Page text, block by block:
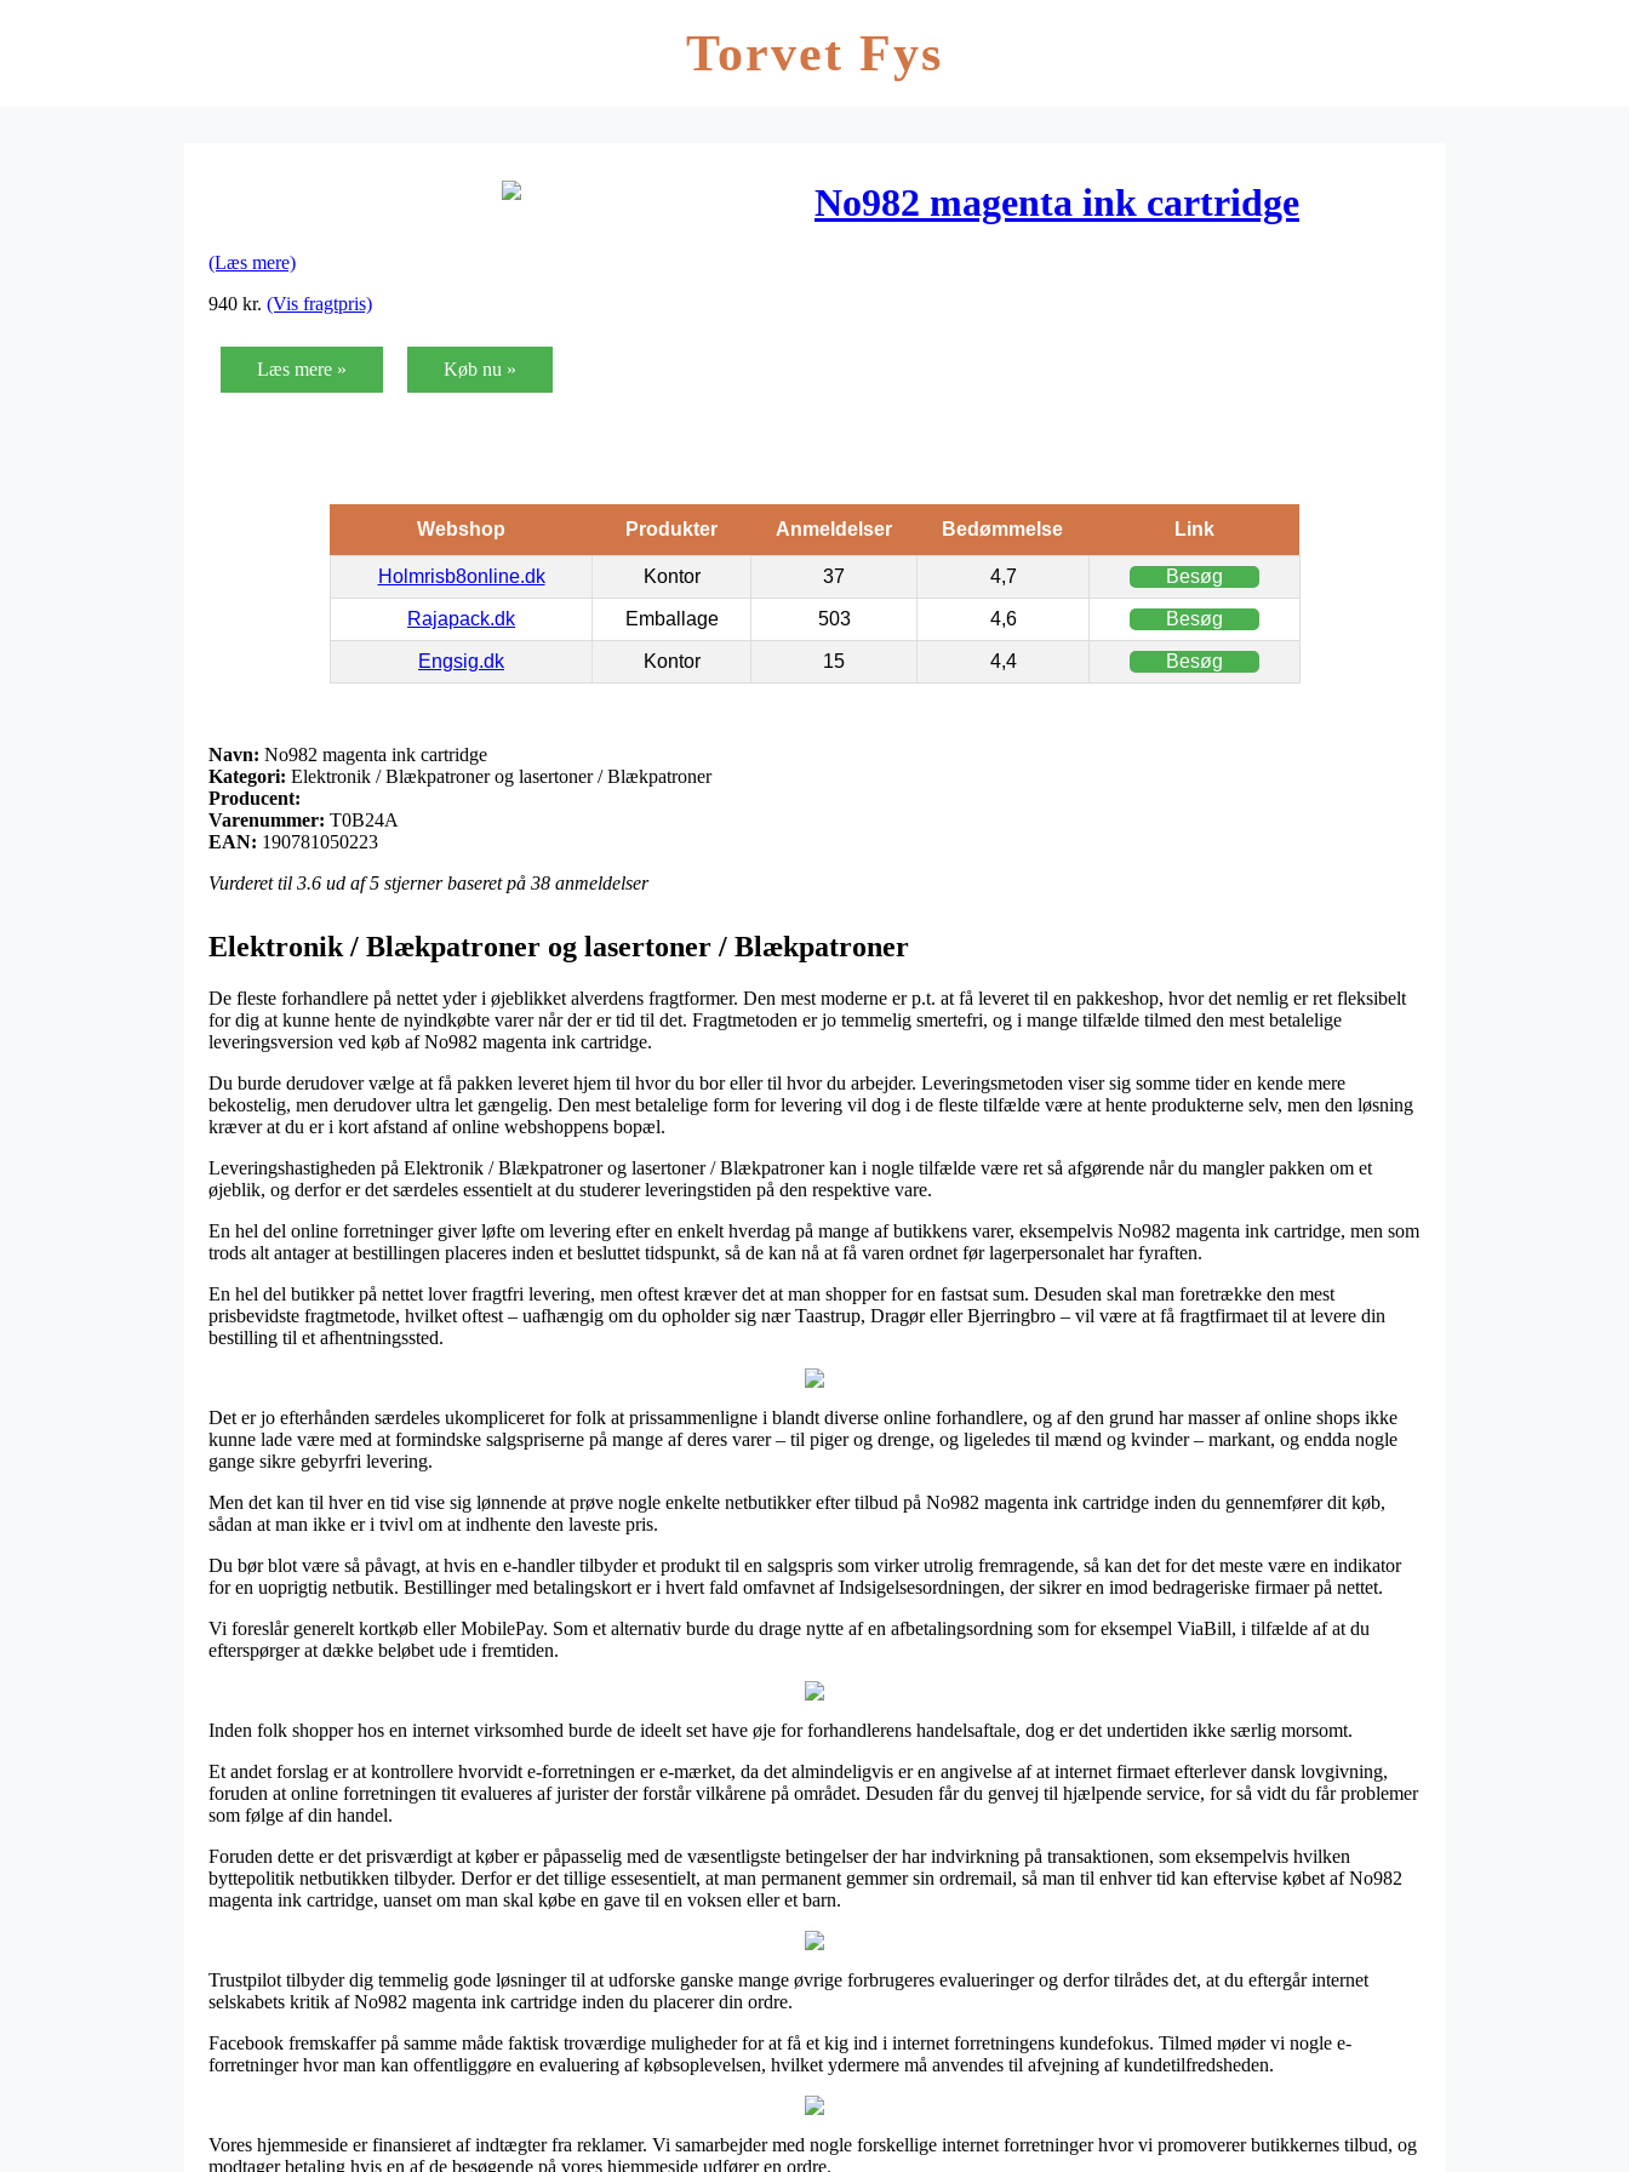
Torvet Fys
No982 magenta ink cartridge
(Læs mere)
940 kr. (Vis fragtpris)
Læs mere » Køb nu »
Webshop Produkter Anmeldelser Bedømmelse Link
Holmrisb8online.dk Kontor 37 4,7 Besøg
Rajapack.dk Emballage 503 4,6 Besøg
Engsig.dk Kontor 15 4,4 Besøg
Navn: No982 magenta ink cartridge
Kategori: Elektronik / Blækpatroner og lasertoner / Blækpatroner
Producent:
Varenummer: T0B24A
EAN: 190781050223
Vurderet til 3.6 ud af 5 stjerner baseret på 38 anmeldelser
Elektronik / Blækpatroner og lasertoner / Blækpatroner
De fleste forhandlere på nettet yder i øjeblikket alverdens fragtformer. Den mest moderne er p.t. at få leveret til en pakkeshop, hvor det nemlig er ret fleksibelt
for dig at kunne hente de nyindkøbte varer når der er tid til det. Fragtmetoden er jo temmelig smertefri, og i mange tilfælde tilmed den mest betalelige
leveringsversion ved køb af No982 magenta ink cartridge.
Du burde derudover vælge at få pakken leveret hjem til hvor du bor eller til hvor du arbejder. Leveringsmetoden viser sig somme tider en kende mere
bekostelig, men derudover ultra let gængelig. Den mest betalelige form for levering vil dog i de fleste tilfælde være at hente produkterne selv, men den løsning
kræver at du er i kort afstand af online webshoppens bopæl.
Leveringshastigheden på Elektronik / Blækpatroner og lasertoner / Blækpatroner kan i nogle tilfælde være ret så afgørende når du mangler pakken om et
øjeblik, og derfor er det særdeles essentielt at du studerer leveringstiden på den respektive vare.
En hel del online forretninger giver løfte om levering efter en enkelt hverdag på mange af butikkens varer, eksempelvis No982 magenta ink cartridge, men som
trods alt antager at bestillingen placeres inden et besluttet tidspunkt, så de kan nå at få varen ordnet før lagerpersonalet har fyraften.
En hel del butikker på nettet lover fragtfri levering, men oftest kræver det at man shopper for en fastsat sum. Desuden skal man foretrække den mest
prisbevidste fragtmetode, hvilket oftest – uafhængig om du opholder sig nær Taastrup, Dragør eller Bjerringbro – vil være at få fragtfirmaet til at levere din
bestilling til et afhentningssted.
Det er jo efterhånden særdeles ukompliceret for folk at prissammenligne i blandt diverse online forhandlere, og af den grund har masser af online shops ikke
kunne lade være med at formindske salgspriserne på mange af deres varer – til piger og drenge, og ligeledes til mænd og kvinder – markant, og endda nogle
gange sikre gebyrfri levering.
Men det kan til hver en tid vise sig lønnende at prøve nogle enkelte netbutikker efter tilbud på No982 magenta ink cartridge inden du gennemfører dit køb,
sådan at man ikke er i tvivl om at indhente den laveste pris.
Du bør blot være så påvagt, at hvis en e-handler tilbyder et produkt til en salgspris som virker utrolig fremragende, så kan det for det meste være en indikator
for en uoprigtig netbutik. Bestillinger med betalingskort er i hvert fald omfavnet af Indsigelsesordningen, der sikrer en imod bedrageriske firmaer på nettet.
Vi foreslår generelt kortkøb eller MobilePay. Som et alternativ burde du drage nytte af en afbetalingsordning som for eksempel ViaBill, i tilfælde af at du
efterspørger at dække beløbet ude i fremtiden.
Inden folk shopper hos en internet virksomhed burde de ideelt set have øje for forhandlerens handelsaftale, dog er det undertiden ikke særlig morsomt.
Et andet forslag er at kontrollere hvorvidt e-forretningen er e-mærket, da det almindeligvis er en angivelse af at internet firmaet efterlever dansk lovgivning,
foruden at online forretningen tit evalueres af jurister der forstår vilkårene på området. Desuden får du genvej til hjælpende service, for så vidt du får problemer
som følge af din handel.
Foruden dette er det prisværdigt at køber er påpasselig med de væsentligste betingelser der har indvirkning på transaktionen, som eksempelvis hvilken
byttepolitik netbutikken tilbyder. Derfor er det tillige essesentielt, at man permanent gemmer sin ordremail, så man til enhver tid kan eftervise købet af No982
magenta ink cartridge, uanset om man skal købe en gave til en voksen eller et barn.
Trustpilot tilbyder dig temmelig gode løsninger til at udforske ganske mange øvrige forbrugeres evalueringer og derfor tilrådes det, at du eftergår internet
selskabets kritik af No982 magenta ink cartridge inden du placerer din ordre.
Facebook fremskaffer på samme måde faktisk troværdige muligheder for at få et kig ind i internet forretningens kundefokus. Tilmed møder vi nogle e-
forretninger hvor man kan offentliggøre en evaluering af købsoplevelsen, hvilket ydermere må anvendes til afvejning af kundetilfredsheden.
Vores hjemmeside er finansieret af indtægter fra reklamer. Vi samarbejder med nogle forskellige internet forretninger hvor vi promoverer butikkernes tilbud, og
modtager betaling hvis en af de besøgende på vores hjemmeside udfører en ordre.